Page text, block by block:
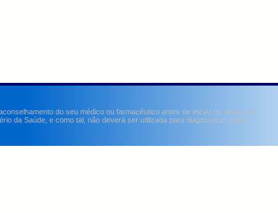
do seu médico ou farmacêutico antes de iniciar ou alterar um
da Saúde, e como tal, não deverá ser utilizada para diagnosticar, curar,